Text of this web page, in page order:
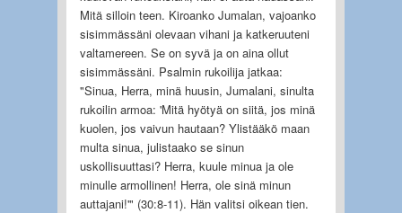
Mitä silloin teen. Kiroanko Jumalan, vajoanko
sisimmässäni olevaan vihani ja katkeruuteni
valtamereen. Se on syvä ja on aina ollut
sisimmässäni. Psalmin rukoilija jatkaa:
"Sinua, Herra, minä huusin, Jumalani, sinulta
rukoilin armoa: 'Mitä hyötyä on siitä, jos minä
kuolen, jos vaivun hautaan? Ylistääkö maan
multa sinua, julistaako se sinun
uskollisuuttasi? Herra, kuule minua ja ole
minulle armollinen! Herra, ole sinä minun
auttajani!'" (30:8-11). Hän valitsi oikean tien.